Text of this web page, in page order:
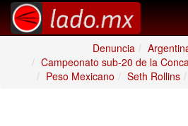
Denuncia
Campeonato sub-20 de la
Peso Mexicano
Seth Rollins